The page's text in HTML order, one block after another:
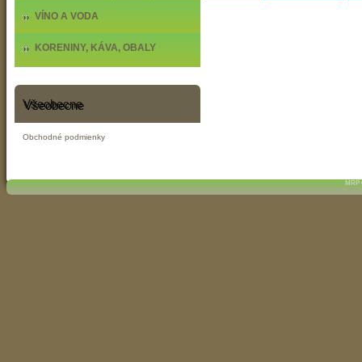
VÍNO A VODA
KORENINY, KÁVA, OBALY
Všeobecne
Obchodné podmienky
MRP